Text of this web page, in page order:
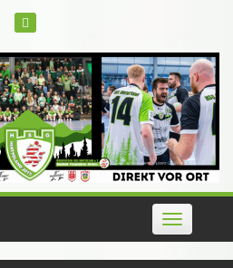
Toggle
navigation